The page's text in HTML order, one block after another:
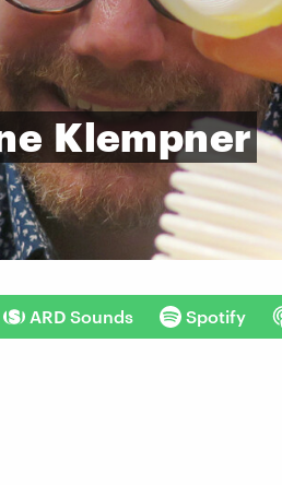
Klempner
ARD Sounds Spotify